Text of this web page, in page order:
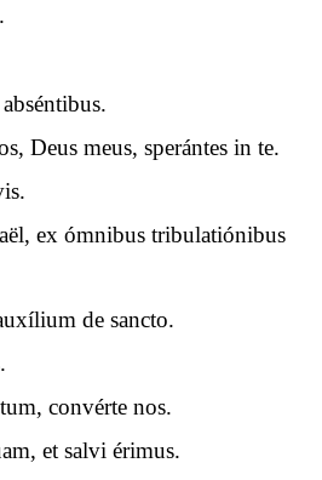
Deus meus, sperántes in te.
ex ómnibus tribulatiónibus
de sancto.
convérte nos.
et salvi érimus.